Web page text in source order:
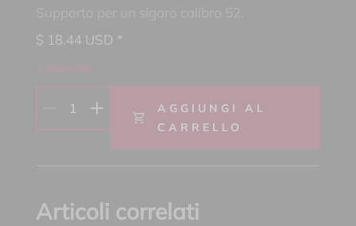
$ 18.44 USD *
1
AGGIUNGI AL
CARRELLO
Articoli correlati